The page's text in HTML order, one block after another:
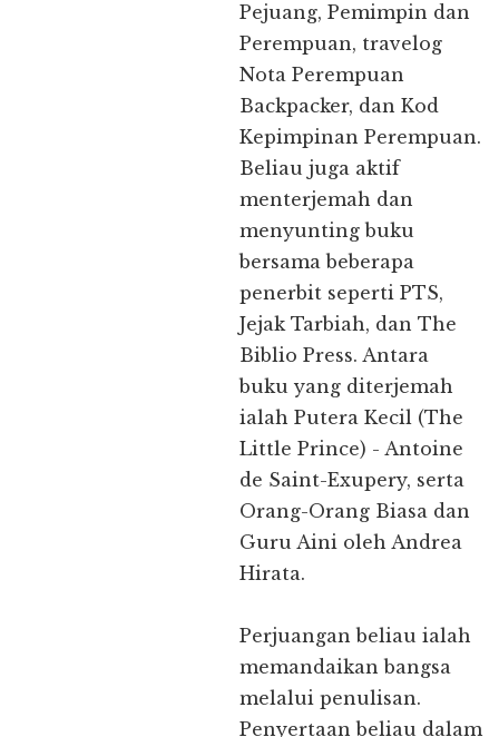
Pejuang, Pemimpin dan
Perempuan, travelog
Nota Perempuan
Backpacker, dan Kod
Kepimpinan Perempuan.
Beliau juga aktif
menterjemah dan
menyunting buku
bersama beberapa
penerbit seperti PTS,
Jejak Tarbiah, dan The
Biblio Press. Antara
buku yang diterjemah
ialah Putera Kecil (The
Little Prince) - Antoine
de Saint-Exupery, serta
Orang-Orang Biasa dan
Guru Aini oleh Andrea
Hirata.
Perjuangan beliau ialah
memandaikan bangsa
melalui penulisan.
Penyertaan beliau dalam